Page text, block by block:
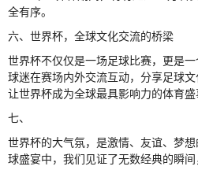
全有序。
六、世界杯，全球文化交流的桥梁
世界杯不仅仅是一场足球比赛，更是
球迷在赛场内外交流互动，分享足球文
让世界杯成为全球最具影响力的体育盛
七、
世界杯的大气氛，是激情、友谊、梦
球盛宴中，我们见证了无数经典的瞬